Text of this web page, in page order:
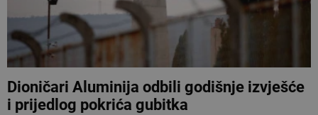
Dioničari Aluminija odbili godišnje izvješće
i prijedlog pokrića gubitka